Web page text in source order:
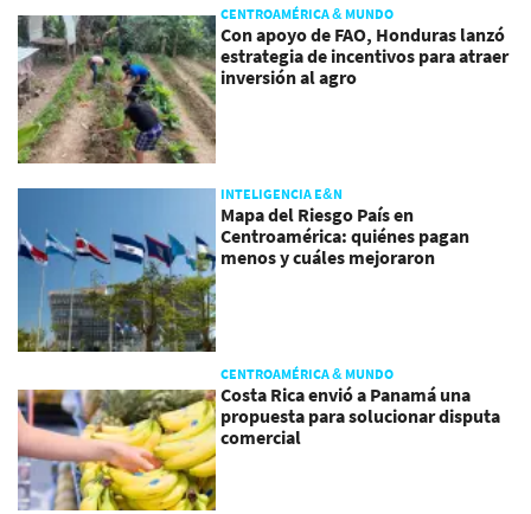
CENTROAMÉRICA & MUNDO
Con apoyo de FAO, Honduras lanzó
estrategia de incentivos para atraer
inversión al agro
INTELIGENCIA E&N
Mapa del Riesgo País en
Centroamérica: quiénes pagan
menos y cuáles mejoraron
CENTROAMÉRICA & MUNDO
Costa Rica envió a Panamá una
propuesta para solucionar disputa
comercial